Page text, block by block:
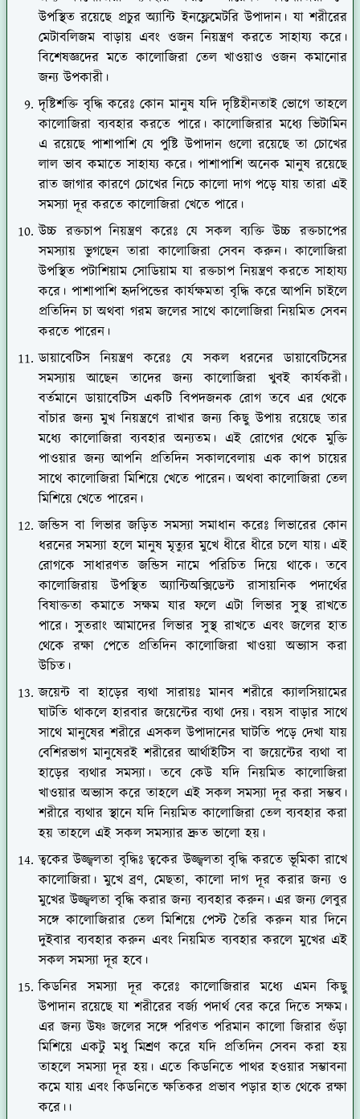
উপস্থিত রয়েছে প্রচুর অ্যান্টি ইনফ্লেমেটরি উপাদান। যা শরীরের
মেটাবলিজম বাড়ায় এবং ওজন নিয়ন্ত্রণ করতে সাহায্য করে।
বিশেষজ্ঞদের মতে কালোজিরা তেল খাওয়াও ওজন কমানোর
জন্য উপকারী।
দৃষ্টিশক্তি বৃদ্ধি করেঃ কোন মানুষ যদি দৃষ্টিহীনতাই ভোগে তাহলে
কালোজিরা ব্যবহার করতে পারে। কালোজিরার মধ্যে ভিটামিন
এ রয়েছে পাশাপাশি যে পুষ্টি উপাদান গুলো রয়েছে তা চোখের
লাল ভাব কমাতে সাহায্য করে। পাশাপাশি অনেক মানুষ রয়েছে
রাত জাগার কারণে চোখের নিচে কালো দাগ পড়ে যায় তারা এই
সমস্যা দূর করতে কালোজিরা খেতে পারে।
উচ্চ রক্তচাপ নিয়ন্ত্রণ করেঃ যে সকল ব্যক্তি উচ্চ রক্তচাপের
সমস্যায় ভুগছেন তারা কালোজিরা সেবন করুন। কালোজিরা
উপস্থিত পটাশিয়াম সোডিয়াম যা রক্তচাপ নিয়ন্ত্রণ করতে সাহায্য
করে। পাশাপাশি হৃদপিন্ডের কার্যক্ষমতা বৃদ্ধি করে আপনি চাইলে
প্রতিদিন চা অথবা গরম জলের সাথে কালোজিরা নিয়মিত সেবন
করতে পারেন।
ডায়াবেটিস নিয়ন্ত্রণ করেঃ যে সকল ধরনের ডায়াবেটিসের
সমস্যায় আছেন তাদের জন্য কালোজিরা খুবই কার্যকরী।
বর্তমানে ডায়াবেটিস একটি বিপদজনক রোগ তবে এর থেকে
বাঁচার জন্য মুখ নিয়ন্ত্রণে রাখার জন্য কিছু উপায় রয়েছে তার
মধ্যে কালোজিরা ব্যবহার অন্যতম। এই রোগের থেকে মুক্তি
পাওয়ার জন্য আপনি প্রতিদিন সকালবেলায় এক কাপ চায়ের
সাথে কালোজিরা মিশিয়ে খেতে পারেন। অথবা কালোজিরা তেল
মিশিয়ে খেতে পারেন।
জন্ডিস বা লিভার জড়িত সমস্যা সমাধান করেঃ লিভারের কোন
ধরনের সমস্যা হলে মানুষ মৃত্যুর মুখে ধীরে ধীরে চলে যায়। এই
রোগকে সাধারণত জন্ডিস নামে পরিচিত দিয়ে থাকে। তবে
কালোজিরায় উপস্থিত অ্যান্টিঅক্সিডেন্ট রাসায়নিক পদার্থের
বিষাক্ততা কমাতে সক্ষম যার ফলে এটা লিভার সুস্থ রাখতে
পারে। সুতরাং আমাদের লিভার সুস্থ রাখতে এবং জলের হাত
থেকে রক্ষা পেতে প্রতিদিন কালোজিরা খাওয়া অভ্যাস করা
উচিত।
জয়েন্ট বা হাড়ের ব্যথা সারায়ঃ মানব শরীরে ক্যালসিয়ামের
ঘাটতি থাকলে হারবার জয়েন্টের ব্যথা দেয়। বয়স বাড়ার সাথে
সাথে মানুষের শরীরে এসকল উপাদানের ঘাটতি পড়ে দেখা যায়
বেশিরভাগ মানুষেরই শরীরের আর্থাইটিস বা জয়েন্টের ব্যথা বা
হাড়ের ব্যথার সমস্যা। তবে কেউ যদি নিয়মিত কালোজিরা
খাওয়ার অভ্যাস করে তাহলে এই সকল সমস্যা দূর করা সম্ভব।
শরীরে ব্যথার স্থানে যদি নিয়মিত কালোজিরা তেল ব্যবহার করা
হয় তাহলে এই সকল সমস্যার দ্রুত ভালো হয়।
ত্বকের উজ্জ্বলতা বৃদ্ধিঃ ত্বকের উজ্জ্বলতা বৃদ্ধি করতে ভূমিকা রাখে
কালোজিরা। মুখে ব্রণ, মেছতা, কালো দাগ দূর করার জন্য ও
মুখের উজ্জ্বলতা বৃদ্ধি করার জন্য ব্যবহার করুন। এর জন্য লেবুর
সঙ্গে কালোজিরার তেল মিশিয়ে পেস্ট তৈরি করুন যার দিনে
দুইবার ব্যবহার করুন এবং নিয়মিত ব্যবহার করলে মুখের এই
সকল সমস্যা দূর হবে।
কিডনির সমস্যা দূর করেঃ কালোজিরার মধ্যে এমন কিছু
উপাদান রয়েছে যা শরীরের বর্জ্য পদার্থ বের করে দিতে সক্ষম।
এর জন্য উষ্ণ জলের সঙ্গে পরিণত পরিমান কালো জিরার গুঁড়া
মিশিয়ে একটু মধু মিশ্রণ করে যদি প্রতিদিন সেবন করা হয়
তাহলে সমস্যা দূর হয়। এতে কিডনিতে পাথর হওয়ার সম্ভাবনা
কমে যায় এবং কিডনিতে ক্ষতিকর প্রভাব পড়ার হাত থেকে রক্ষা
করে।।